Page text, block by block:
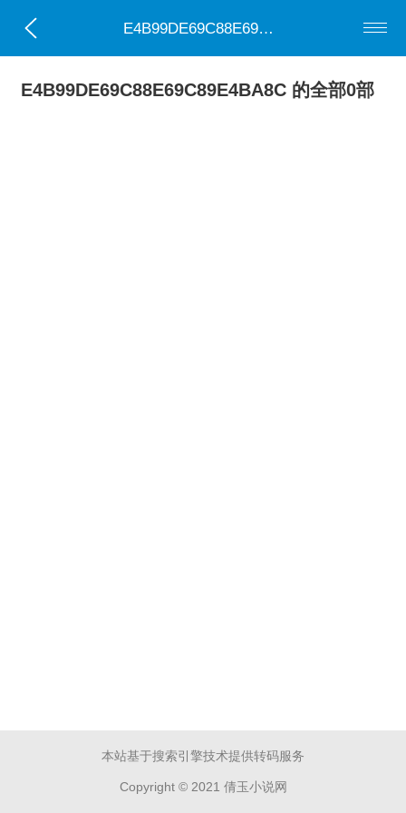
E4B99DE69C88E69C89E4BA8C
E4B99DE69C88E69C89E4BA8C 的全部0部
本站基于搜索引擎技术提供转码服务
Copyright © 2021 倩玉小说网